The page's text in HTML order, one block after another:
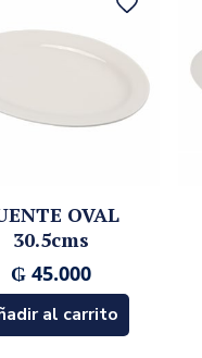
OVAL
30.5cms
₲45.000
al carrito